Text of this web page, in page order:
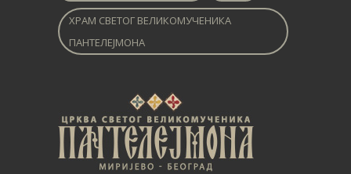
ХРАМ СВЕТОГ ВЕЛИКОМУЧЕНИКА
ПАНТЕЛЕЈМОНА